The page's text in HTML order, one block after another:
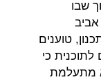
שבו
אביב
טוענים
כי
מתעלמת